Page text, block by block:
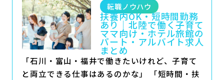
転職ノウハウ
扶養内OK・短時間勤務
あり｜北陸で働く子育て
ママ向け・ホテル旅館の
パート・アルバイト求人
まとめ
「石川・富山・福井で働きたいけれど、子育て
と両立できる仕事はあるのかな」 「短時間・扶